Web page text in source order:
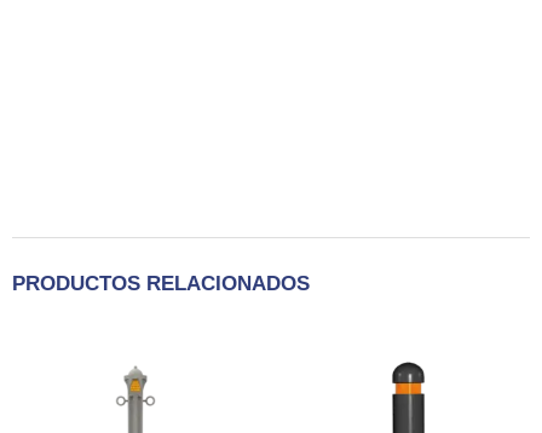
PRODUCTOS RELACIONADOS